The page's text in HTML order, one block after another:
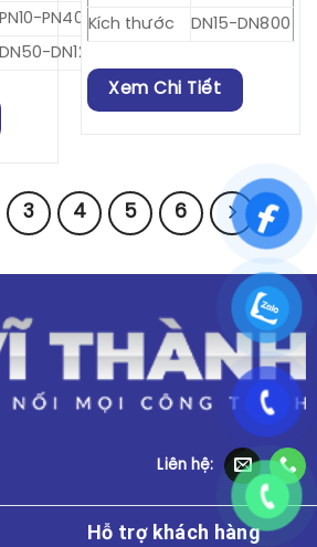
PN10-PN40
DN50-DN1200
Kích thước
DN15-DN800
Xem Chi Tiết
3 4 5 6
Liên hệ:
Hỗ trợ khách hàng